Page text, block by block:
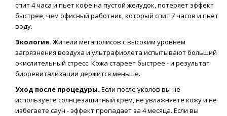
спит 4 часа и пьет кофе на пустой желудок, потеряет эффект
быстрее, чем офисный работник, который спит 7 часов и пьет
воду.
Экология. Жители мегаполисов с высоким уровнем
загрязнения воздуха и ультрафиолета испытывают больший
окислительный стресс. Кожа стареет быстрее - и результат
биоревитализации держится меньше.
Уход после процедуры. Если после уколов вы не
используете солнцезащитный крем, не увлажняете кожу и не
избегаете саун - эффект пропадает за 4 месяца. Если вы